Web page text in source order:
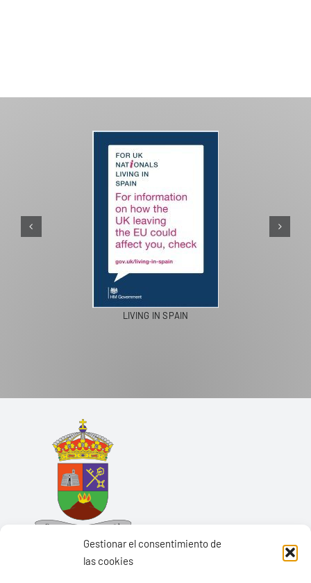
Gestionar el consentimiento de
las cookies
LIVING IN SPAIN